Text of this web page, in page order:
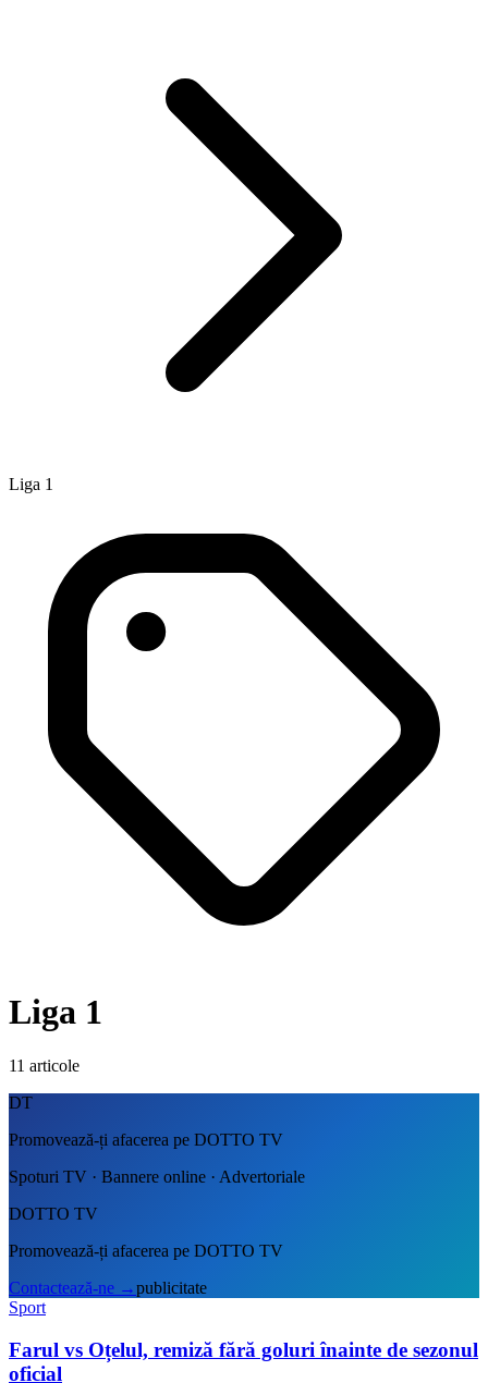
Liga 1
Liga 1
11 articole
DT
Promovează-ți afacerea pe DOTTO TV
Spoturi TV · Bannere online · Advertoriale
DOTTO TV
Promovează-ți afacerea pe DOTTO TV
Contactează-ne →publicitate
Sport
Farul vs Oțelul, remiză fără goluri înainte de sezonul
oficial